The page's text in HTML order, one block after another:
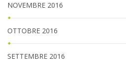
NOVEMBRE 2016
OTTOBRE 2016
SETTEMBRE 2016